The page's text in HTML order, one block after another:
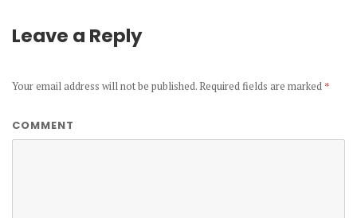
Leave a Reply
Your email address will not be published. Required fields are marked *
COMMENT